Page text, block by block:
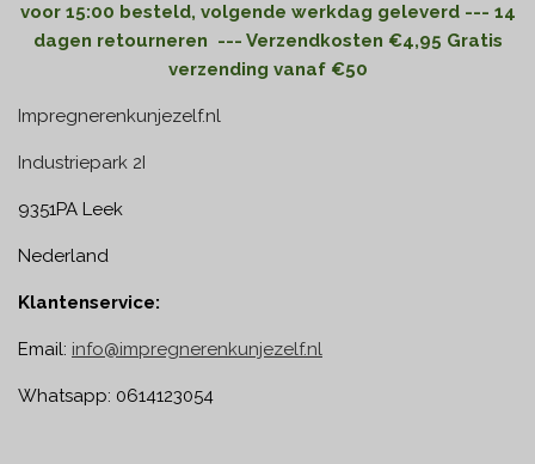
voor 15:00 besteld, volgende werkdag geleverd --- 14
dagen retourneren --- Verzendkosten €4,95 Gratis
verzending vanaf €50
Impregnerenkunjezelf.nl
Industriepark 2I
9351PA Leek
Nederland
Klantenservice:
Email: info@impregnerenkunjezelf.nl
Whatsapp: 0614123054